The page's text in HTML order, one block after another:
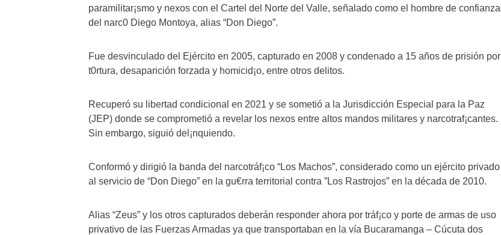
paramilitar¡smo y nexos con el Cartel del Norte del Valle, señalado como el hombre de confianza
del narc0 Diego Montoya, alias “Don Diego”.
Fue desvinculado del Ejército en 2005, capturado en 2008 y condenado a 15 años de prisión por
t0rtura, desaparición forzada y homicid¡o, entre otros delitos.
Recuperó su libertad condicional en 2021 y se sometió a la Jurisdicción Especial para la Paz
(JEP) donde se comprometió a revelar los nexos entre altos mandos militares y narcotraf¡cantes.
Sin embargo, siguió del¡nquiendo.
Conformó y dirigió la banda del narcotráf¡co “Los Machos”, considerado como un ejército privado
al servicio de “Don Diego” en la gu€rra territorial contra ”Los Rastrojos” en la década de 2010.
Alias “Zeus” y los otros capturados deberán responder ahora por tráf¡co y porte de armas de uso
privativo de las Fuerzas Armadas ya que transportaban en la vía Bucaramanga – Cúcuta dos